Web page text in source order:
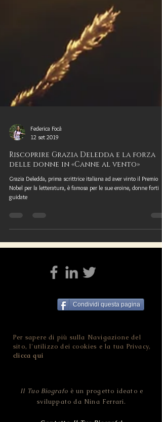
12 set 2019
Riscoprire Grazia Deledda e la forza
delle donne in «Canne al vento»
Grazia Deledda, prima scrittrice italiana ad aver vinto il Premio
Nobel per la letteratura, è famosa per le sue eroine, donne forti
guidate
Per sapere di più sulla Navigazione del
sito, l'utilizzo dei cookies e la tua Privacy,
Il Tuo Biografoè un progetto ideato e